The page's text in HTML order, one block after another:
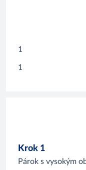
1
1
Krok 1
Párok s vysokým